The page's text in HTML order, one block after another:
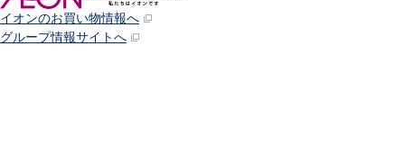
イオンのお買い物情報へ
グループ情報サイトへ